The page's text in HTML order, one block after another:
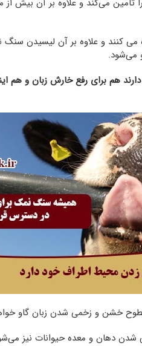
می‌کند و علاوه بر آن بیش از
می کنند و علاوه بر آن لیسیدن
می‌شود.
هم برای رفع خارش زبان و هم
خشن و زخمی شدن زبان گاو
دهان و معده حیوانات نیز